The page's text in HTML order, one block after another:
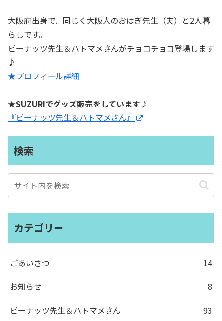
大阪府出身で、同じく大阪人のおはぎ先生（夫）と2人暮
らしです。
ピーナッツ先生＆ハトマメさんがチョコチョコ登場します
♪
★プロフィール詳細
★SUZURIでグッズ販売をしています♪
『ピーナッツ先生＆ハトマメさん』
検索
カテゴリー
ごあいさつ
14
お知らせ
8
ピーナッツ先生＆ハトマメさん
93